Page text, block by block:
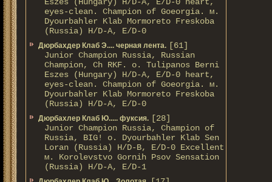
eyes-clean. Champion of Gоeorgia. м.
Dyourbahler Klab Mormoreto Freskoba
(Russia) H/D-А, E/D-0
Дюрбахдер Клаб Э.... черная лента. [61]
Junior Champion Russia, Russian
Champion, Ch RKF. о. Tulipanos Berni
Eszes (Hungary) H/D-A, E/D-0 heart,
eyes-clean. Champion of Gоeorgia. м.
Dyourbahler Klab Mormoreto Freskoba
(Russia) H/D-А, E/D-0
Дюрбахлер Клаб Ю..... фуксия. [28]
Junior Champion Russia, Champion of
Russia, BIG! о. Dyourbahler Klab Sen
Loran (Russia) H/D-B, E/D-0 Excellent
м. Korolevstvo Gornih Psov Sensation
(Russia) H/D-A, E/D-1